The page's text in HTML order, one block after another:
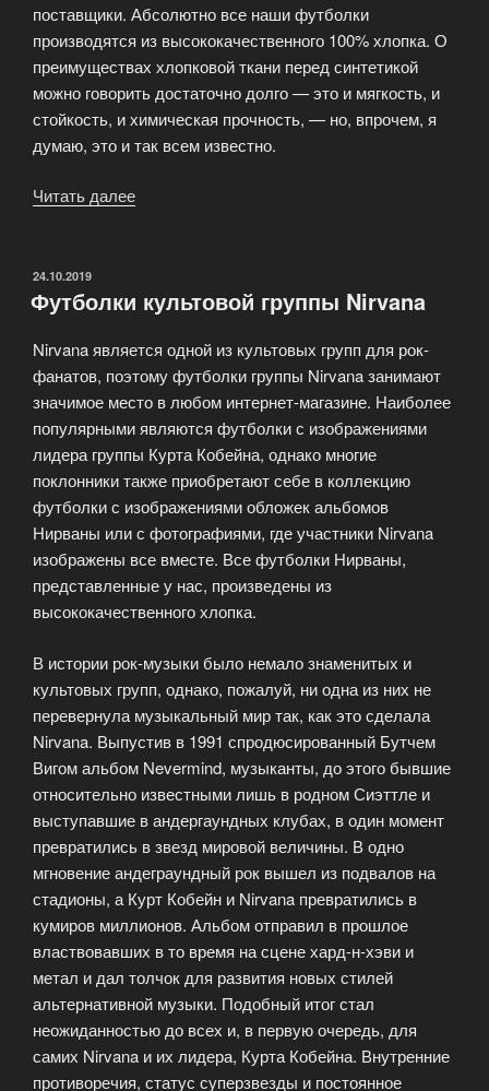
поставщики. Абсолютно все наши футболки
производятся из высококачественного 100% хлопка. О
преимуществах хлопковой ткани перед синтетикой
можно говорить достаточно долго — это и мягкость, и
стойкость, и химическая прочность, — но, впрочем, я
думаю, это и так всем известно.
Читать далее
рок-
ОПУБЛИКОВАНО
24.10.2019
Футболки культовой группы Nirvana
Nirvana является одной из культовых групп для рок-
фанатов, поэтому футболки группы Nirvana занимают
значимое место в любом интернет-магазине. Наиболее
популярными являются футболки с изображениями
лидера группы Курта Кобейна, однако многие
поклонники также приобретают себе в коллекцию
футболки с изображениями обложек альбомов
Нирваны или с фотографиями, где участники Nirvana
изображены все вместе. Все футболки Нирваны,
представленные у нас, произведены из
высококачественного хлопка.
В истории рок-музыки было немало знаменитых и
культовых групп, однако, пожалуй, ни одна из них не
перевернула музыкальный мир так, как это сделала
Nirvana. Выпустив в 1991 спродюсированный Бутчем
Вигом альбом Nevermind, музыканты, до этого бывшие
относительно известными лишь в родном Сиэттле и
выступавшие в андергаундных клубах, в один момент
превратились в звезд мировой величины. В одно
мгновение андеграундный рок вышел из подвалов на
стадионы, а Курт Кобейн и Nirvana превратились в
кумиров миллионов. Альбом отправил в прошлое
властвовавших в то время на сцене хард-н-хэви и
метал и дал толчок для развития новых стилей
альтернативной музыки. Подобный итог стал
неожиданностью до всех и, в первую очередь, для
самих Nirvana и их лидера, Курта Кобейна. Внутренние
противоречия, статус суперзвезды и постоянное